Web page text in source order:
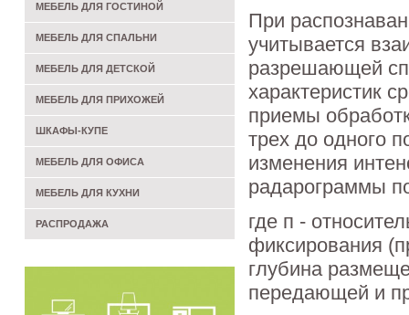
При
учитывается
разрешающей
характеристик
приемы
трех до одного
изменения
радарограммы
где п -
фиксирования
глубина
передающей и
МЕБЕЛЬ ДЛЯ ГОСТИНОЙ
МЕБЕЛЬ ДЛЯ СПАЛЬНИ
МЕБЕЛЬ ДЛЯ ДЕТСКОЙ
МЕБЕЛЬ ДЛЯ ПРИХОЖЕЙ
ШКАФЫ-КУПЕ
МЕБЕЛЬ ДЛЯ ОФИСА
МЕБЕЛЬ ДЛЯ КУХНИ
РАСПРОДАЖА